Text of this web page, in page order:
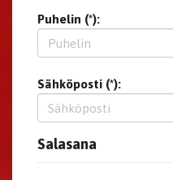
Puhelin (*):
Sähköposti (*):
Salasana